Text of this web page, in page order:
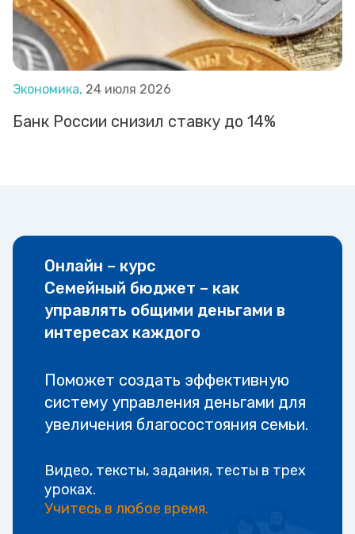
Экономика, 24 июля 2026
Банк России снизил ставку до 14%
Онлайн – курс
Семейный бюджет – как
управлять общими деньгами в
интересах каждого
Поможет создать эффективную
систему управления деньгами для
увеличения благосостояния семьи.
Видео, тексты, задания, тесты в трех
уроках.
Учитесь в любое время.